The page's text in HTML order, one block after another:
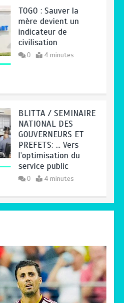
BLITTA / SEMINAIRE
NATIONAL DES
GOUVERNEURS ET
PREFETS: … Vers
l’optimisation du
RODRI AU BARÇA
PLUTOT QU’AU REAL
MADRID : Les
révélations chocs de
Pep Guardiola…
0 5 minutes
Togo d’avoir une
Feuille de route
0 5 minutes